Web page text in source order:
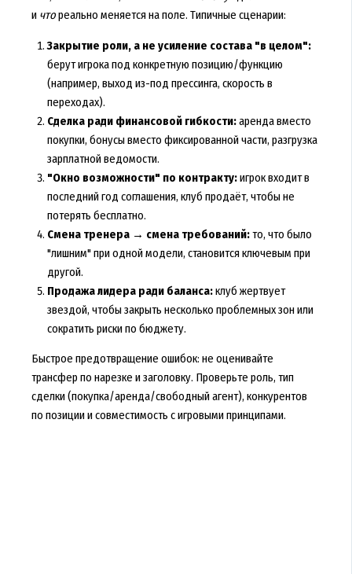
и чтореально меняется на поле. Типичные сценарии:
Закрытие роли, а не усиление состава "в целом":
берут игрока под конкретную позицию/функцию
(например, выход из-под прессинга, скорость в
переходах).
Сделка ради финансовой гибкости:аренда вместо
покупки, бонусы вместо фиксированной части, разгрузка
зарплатной ведомости.
"Окно возможности" по контракту:игрок входит в
последний год соглашения, клуб продаёт, чтобы не
потерять бесплатно.
Смена тренера → смена требований:то, что было
"лишним" при одной модели, становится ключевым при
другой.
Продажа лидера ради баланса:клуб жертвует
звездой, чтобы закрыть несколько проблемных зон или
сократить риски по бюджету.
Быстрое предотвращение ошибок: не оценивайте
трансфер по нарезке и заголовку. Проверьте роль, тип
сделки (покупка/аренда/свободный агент), конкурентов
по позиции и совместимость с игровыми принципами.